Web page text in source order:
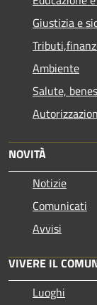
Giustizia e
Ambiente
Salute,
NOVITÀ
Notizie
Comunicati
Avvisi
VIVERE IL
Luoghi